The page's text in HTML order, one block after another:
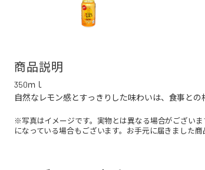
商品説明
350ｍｌ
自然なレモン感とすっきりした味わいは、食事
※写真はイメージです。実物とは異なる場合がござい
になっている場合もございます。お手元に届きました